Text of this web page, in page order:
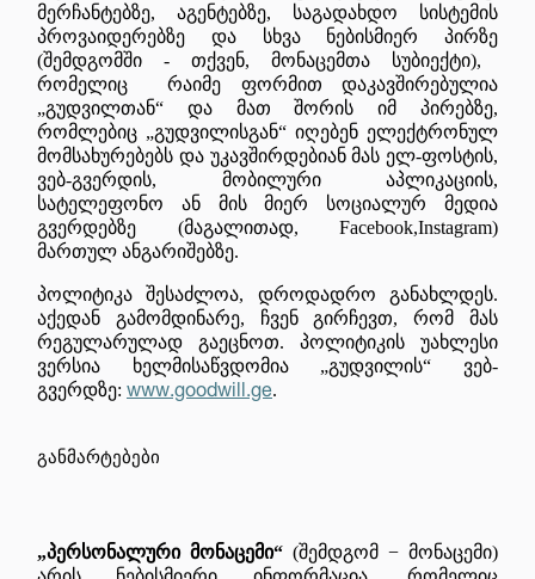
მერჩანტებზე, აგენტებზე, საგადახდო
სისტემის
პროვაიდერებზე
და სხვა ნებისმიერ
პირზე
(შემდგომში - თქვენ, მონაცემთა სუბიექტი),
რომელიც
რაიმე ფორმით
დაკავშირებულია
„გუდვილთან“ და მათ
შორის იმ პირებზე,
რომლებიც „გუდვილისგან“ იღებენ ელექტრონულ
მომსახურებებს და უკავშირდებიან მას ელ-ფოსტის,
ვებ-გვერდის, მობილური აპლიკაციის,
სატელეფონო ან
მის მიერ სოციალურ
მედია
გვერდებზე (მაგალითად, Facebook,Instagram)
მართულ ანგარიშებზე.
პოლიტიკა შესაძლოა, დროდადრო განახლდეს.
აქედან
გამომდინარე, ჩვენ გირჩევთ,რომ
მას
რეგულარულად
გაეცნოთ. პოლიტიკის უახლესი
ვერსია
ხელმისაწვდომია
„გუდვილის“ ვებ-
გვერდზე: www.goodwill.ge.
განმარტებები
„პერსონალური მონაცემი“ (შემდგომ − მონაცემი)